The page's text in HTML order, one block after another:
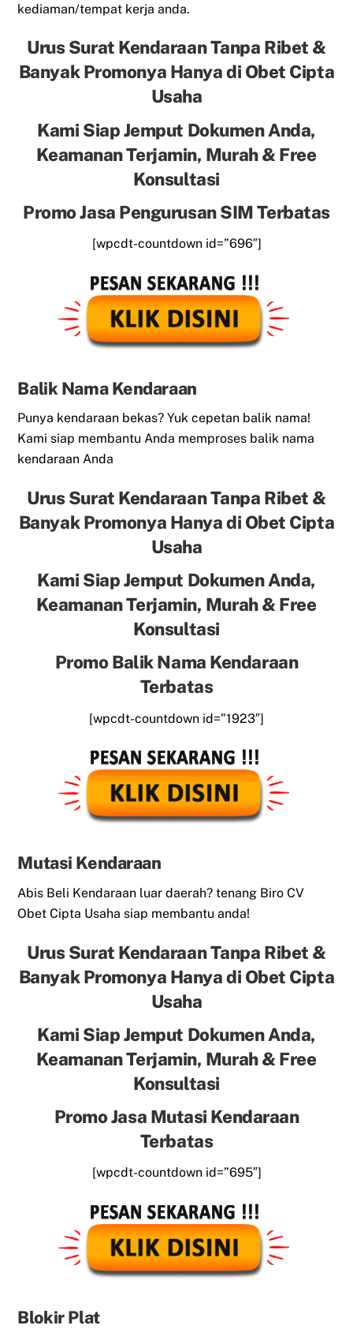
kediaman/tempat kerja anda.
Urus Surat Kendaraan Tanpa Ribet &
Banyak Promonya Hanya di Obet Cipta
Usaha
Kami Siap Jemput Dokumen Anda,
Keamanan Terjamin, Murah & Free
Konsultasi
Promo Jasa Pengurusan SIM Terbatas
[wpcdt-countdown id=”696″]
Balik Nama Kendaraan
Punya kendaraan bekas? Yuk cepetan balik nama!
Kami siap membantu Anda memproses balik nama
kendaraan Anda
Urus Surat Kendaraan Tanpa Ribet &
Banyak Promonya Hanya di Obet Cipta
Usaha
Kami Siap Jemput Dokumen Anda,
Keamanan Terjamin, Murah & Free
Konsultasi
Promo Balik Nama Kendaraan
Terbatas
[wpcdt-countdown id=”1923″]
Mutasi Kendaraan
Abis Beli Kendaraan luar daerah? tenang Biro CV
Obet Cipta Usaha siap membantu anda!
Urus Surat Kendaraan Tanpa Ribet &
Banyak Promonya Hanya di Obet Cipta
Usaha
Kami Siap Jemput Dokumen Anda,
Keamanan Terjamin, Murah & Free
Konsultasi
Promo Jasa Mutasi Kendaraan
Terbatas
[wpcdt-countdown id=”695″]
Blokir Plat